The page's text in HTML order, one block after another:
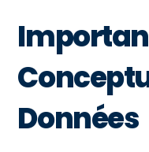
Données